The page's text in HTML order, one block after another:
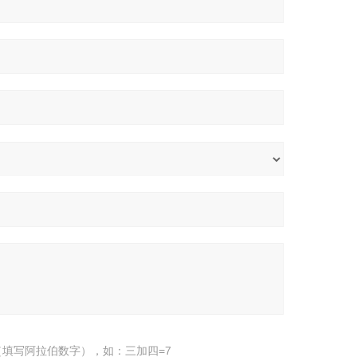
写阿拉伯数字），如：三加四=7